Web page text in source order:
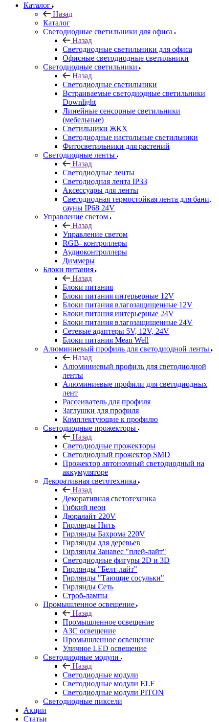
Каталог
Назад
Каталог
Светодиодные светильники для офиса
Назад
Светодиодные светильники для офиса
Офисные светодиодные светильники
Светодиодные светильники
Назад
Светодиодные светильники
Встраиваемые светодиодные светильники
Downlight
Линейные сенсорные светильники
(мебельные)
Светильники ЖКХ
Светодиодные настольные светильники
Фитосветильники для растений
Светодиодные ленты
Назад
Светодиодные ленты
Светодиодная лента IP33
Аксессуары для ленты
Светодиодная термостойкая лента для бани,
сауны IP68 24V
Управление светом
Назад
Управление светом
RGB- контроллеры
Аудиоконтроллеры
Диммеры
Блоки питания
Назад
Блоки питания
Блоки питания интерьерные 12V
Блоки питания влагозащищенные 12V
Блоки питания интерьерные 24V
Блоки питания влагозащищенные 24V
Сетевые адаптеры 5V, 12V, 24V
Блоки питания Mean Well
Алюминиевый профиль для светодиодной ленты
Назад
Алюминиевый профиль для светодиодной
ленты
Алюминиевые профили для светодиодных
лент
Рассеиватель для профиля
Заглушки для профиля
Комплектующие к профилю
Светодиодные прожекторы
Назад
Светодиодные прожекторы
Светодиодный прожектор SMD
Прожектор автономный светодиодный на
аккумуляторе
Декоративная светотехника
Назад
Декоративная светотехника
Гибкий неон
Дюралайт 220V
Гирлянды Нить
Гирлянды Бахрома 220V
Гирлянды для деревьев
Гирлянды Занавес "плей-лайт"
Светодиодные фигуры 2D и 3D
Гирлянды "Белт-лайт"
Гирлянды "Тающие сосульки"
Гирлянды Сеть
Строб-лампы
Промышленное освещение
Назад
Промышленное освещение
АЗС освещение
Промышленное освещение
Уличное LED освещение
Светодиодные модули
Назад
Светодиодные модули
Светодиодные модули ELF
Светодиодные модули PITON
Светодиодные пиксели
Акции
Статьи